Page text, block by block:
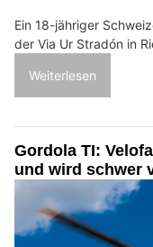
Ein 18-jähriger
der Via Ur Stradón in
Weiterlesen
Gordola TI:
und wird schwer